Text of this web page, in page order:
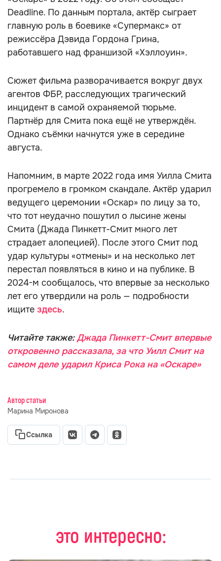
Deadline. По данным портала, актёр сыграет
главную роль в боевике «Супермакс» от
режиссёра Дэвида Гордона Грина,
работавшего над франшизой «Хэллоуин».
Сюжет фильма разворачивается вокруг двух
агентов ФБР, расследующих трагический
инцидент в самой охраняемой тюрьме.
Партнёр для Смита пока ещё не утверждён.
Однако съёмки начнутся уже в середине
августа.
Напомним, в марте 2022 года имя Уилла Смита
прогремело в громком скандале. Актёр ударил
ведущего церемонии «Оскар» по лицу за то,
что тот неудачно пошутил о лысине жены
Смита (Джада Пинкетт-Смит много лет
страдает алопецией). После этого Смит под
удар культуры «отмены» и на несколько лет
перестал появляться в кино и на публике. В
2024-м сообщалось, что впервые за несколько
лет его утвердили на роль — подробности
ищите здесь.
Читайте также:Джада Пинкетт-Смит впервые
откровенно рассказала, за что Уилл Смит на
самом деле ударил Криса Рока на «Оскаре»
Автор статьи
Марина Миронова
Ссылка
это интересно: